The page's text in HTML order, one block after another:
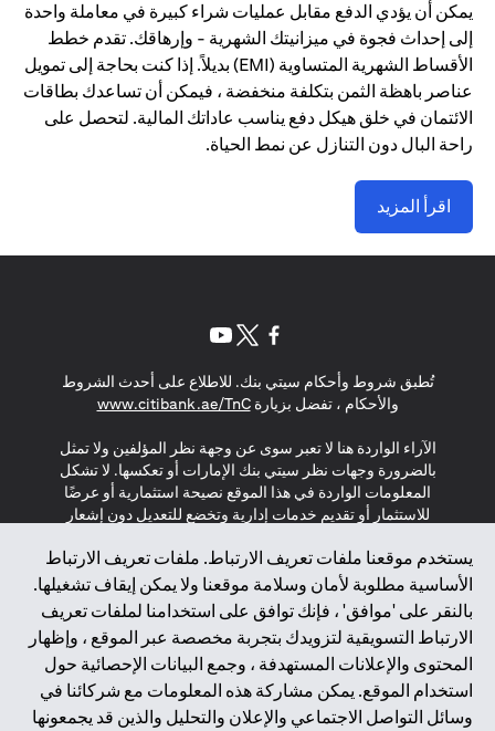
يمكن أن يؤدي الدفع مقابل عمليات شراء كبيرة في معاملة واحدة
إلى إحداث فجوة في ميزانيتك الشهرية - وإرهاقك. تقدم خطط
الأقساط الشهرية المتساوية (EMI) بديلاً. إذا كنت بحاجة إلى تمويل
عناصر باهظة الثمن بتكلفة منخفضة ، فيمكن أن تساعدك بطاقات
الائتمان في خلق هيكل دفع يناسب عاداتك المالية. لتحصل على
راحة البال دون التنازل عن نمط الحياة.
اقرأ المزيد
يستخدم موقعنا ملفات تعريف الارتباط. ملفات تعريف الارتباط
الأساسية مطلوبة لأمان وسلامة موقعنا ولا يمكن إيقاف تشغيلها.
بالنقر على 'موافق' ، فإنك توافق على استخدامنا لملفات تعريف
الارتباط التسويقية لتزويدك بتجربة مخصصة عبر الموقع ، وإظهار
المحتوى والإعلانات المستهدفة ، وجمع البيانات الإحصائية حول
استخدام الموقع. يمكن مشاركة هذه المعلومات مع شركائنا في
وسائل التواصل الاجتماعي والإعلان والتحليل والذين قد يجمعونها
تُطبق شروط وأحكام سيتي بنك. للاطلاع على أحدث الشروط
والأحكام ، تفضل بزيارةwww.citibank.ae/TnC
(opens in a new tab)
الآراء الواردة هنا لا تعبر سوى عن وجهة نظر المؤلفين ولا تمثل
بالضرورة وجهات نظر سيتي بنك الإمارات أو تعكسها. لا تشكل
المعلومات الواردة في هذا الموقع نصيحة استثمارية أو عرضًا
للاستثمار أو تقديم خدمات إدارية وتخضع للتعديل دون إشعار
لا يتم تقديم المنتجات والخدمات المذكورة في هذا الموقع للأفراد
المقيمين في الاتحاد الأوروبي أو المنطقة الاقتصادية الأوروبية أو
سويسرا أو غيرنسي أو جيرسي أو موناكو أو سان مارينو أو
الفاتيكان أو جزيرة مان أو المملكة المتحدة أو خصوصية البيانات
(لائحة حماية البيانات العامة \ قانون حماية البيانات الشخصية
العامة \ قانون خصوصية نيوزيلندا). المحتوى الموجود في هذه
الصفحة ليس ولا ينبغي تفسيره على أنه عرض أو دعوة أو دعوة